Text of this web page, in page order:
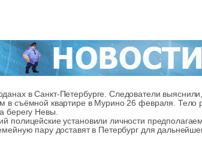
в Санкт-Петербурге. Следователи выяснили,
в съёмной квартире в Мурино 26 февраля. Тело
берегу Невы.
полицейские установили личности
пару доставят в Петербург для